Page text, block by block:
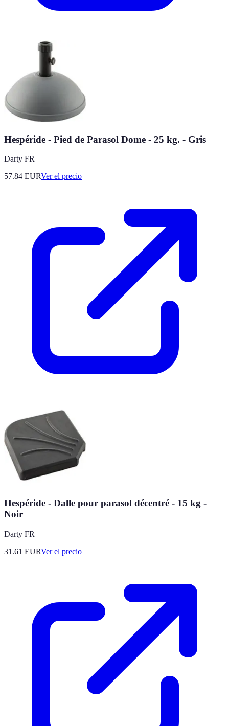
Hespéride - Pied de Parasol Dome - 25 kg. - Gris
Darty FR
57.84 EURVer el precio
Hespéride - Dalle pour parasol décentré - 15 kg -
Noir
Darty FR
31.61 EURVer el precio